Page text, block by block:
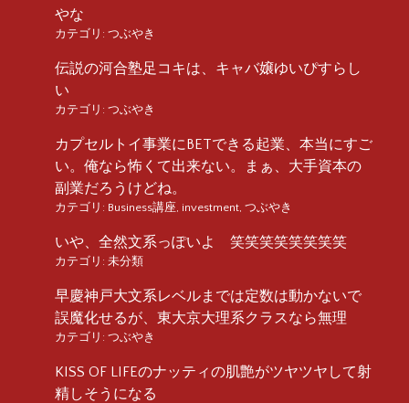
やな
カテゴリ: つぶやき
伝説の河合塾足コキは、キャバ嬢ゆいぴすらし
い
カテゴリ: つぶやき
カプセルトイ事業にBETできる起業、本当にすご
い。俺なら怖くて出来ない。まぁ、大手資本の
副業だろうけどね。
カテゴリ: Business講座 investment つぶやき
いや、全然文系っぽいよ 笑笑笑笑笑笑笑笑
カテゴリ: 未分類
早慶神戸大文系レベルまでは定数は動かないで
誤魔化せるが、東大京大理系クラスなら無理
カテゴリ: つぶやき
KISS OF LIFEのナッティの肌艶がツヤツヤして射
精しそうになる